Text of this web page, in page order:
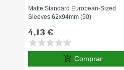
Matte Standard European-Sized
Sleeves 62x94mm (50)
4,13 €
starstarstarstarstar
add_shopping_cart Comprar